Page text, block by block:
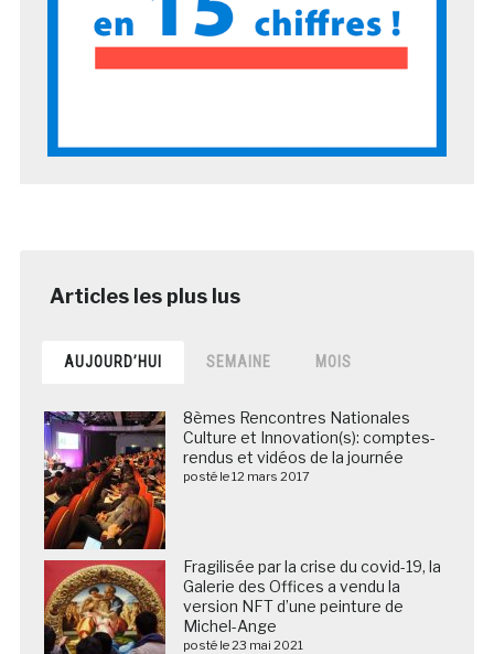
AUJOURD’HUI SEMAINE MOIS
8èmes Rencontres Nationales
Culture et Innovation(s): comptes-
rendus et vidéos de la journée
posté le 12 mars 2017
Fragilisée par la crise du covid-19, la
Galerie des Offices a vendu la
version NFT d’une peinture de
Michel-Ange
posté le 23 mai 2021